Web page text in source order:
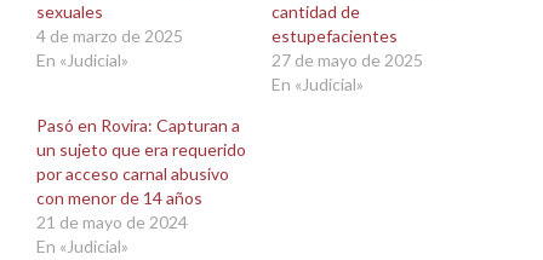
sexuales
4 de marzo de 2025
En «Judicial»
cantidad de
estupefacientes
27 de mayo de 2025
En «Judicial»
Pasó en Rovira: Capturan a
un sujeto que era requerido
por acceso carnal abusivo
con menor de 14 años
21 de mayo de 2024
En «Judicial»